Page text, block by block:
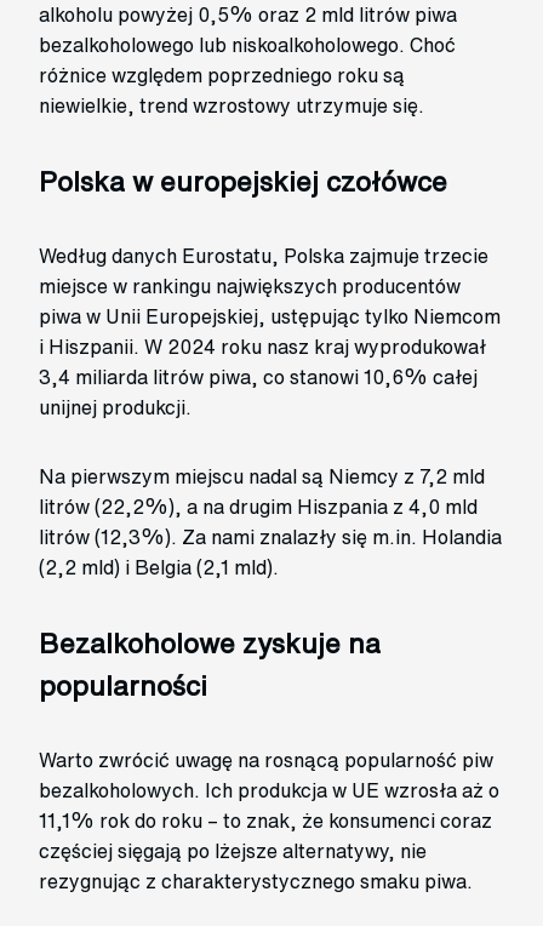
alkoholu powyżej 0,5% oraz 2 mld litrów piwa
bezalkoholowego lub niskoalkoholowego. Choć
różnice względem poprzedniego roku są
niewielkie, trend wzrostowy utrzymuje się.
Polska w europejskiej czołówce
Według danych Eurostatu, Polska zajmuje trzecie
miejsce w rankingu największych producentów
piwa w Unii Europejskiej, ustępując tylko Niemcom
i Hiszpanii. W 2024 roku nasz kraj wyprodukował
3,4 miliarda litrów piwa, co stanowi 10,6% całej
unijnej produkcji.
Na pierwszym miejscu nadal są Niemcy z 7,2 mld
litrów (22,2%), a na drugim Hiszpania z 4,0 mld
litrów (12,3%). Za nami znalazły się m.in. Holandia
(2,2 mld) i Belgia (2,1 mld).
Bezalkoholowe zyskuje na
popularności
Warto zwrócić uwagę na rosnącą popularność piw
bezalkoholowych. Ich produkcja w UE wzrosła aż o
11,1% rok do roku – to znak, że konsumenci coraz
częściej sięgają po lżejsze alternatywy, nie
rezygnując z charakterystycznego smaku piwa.